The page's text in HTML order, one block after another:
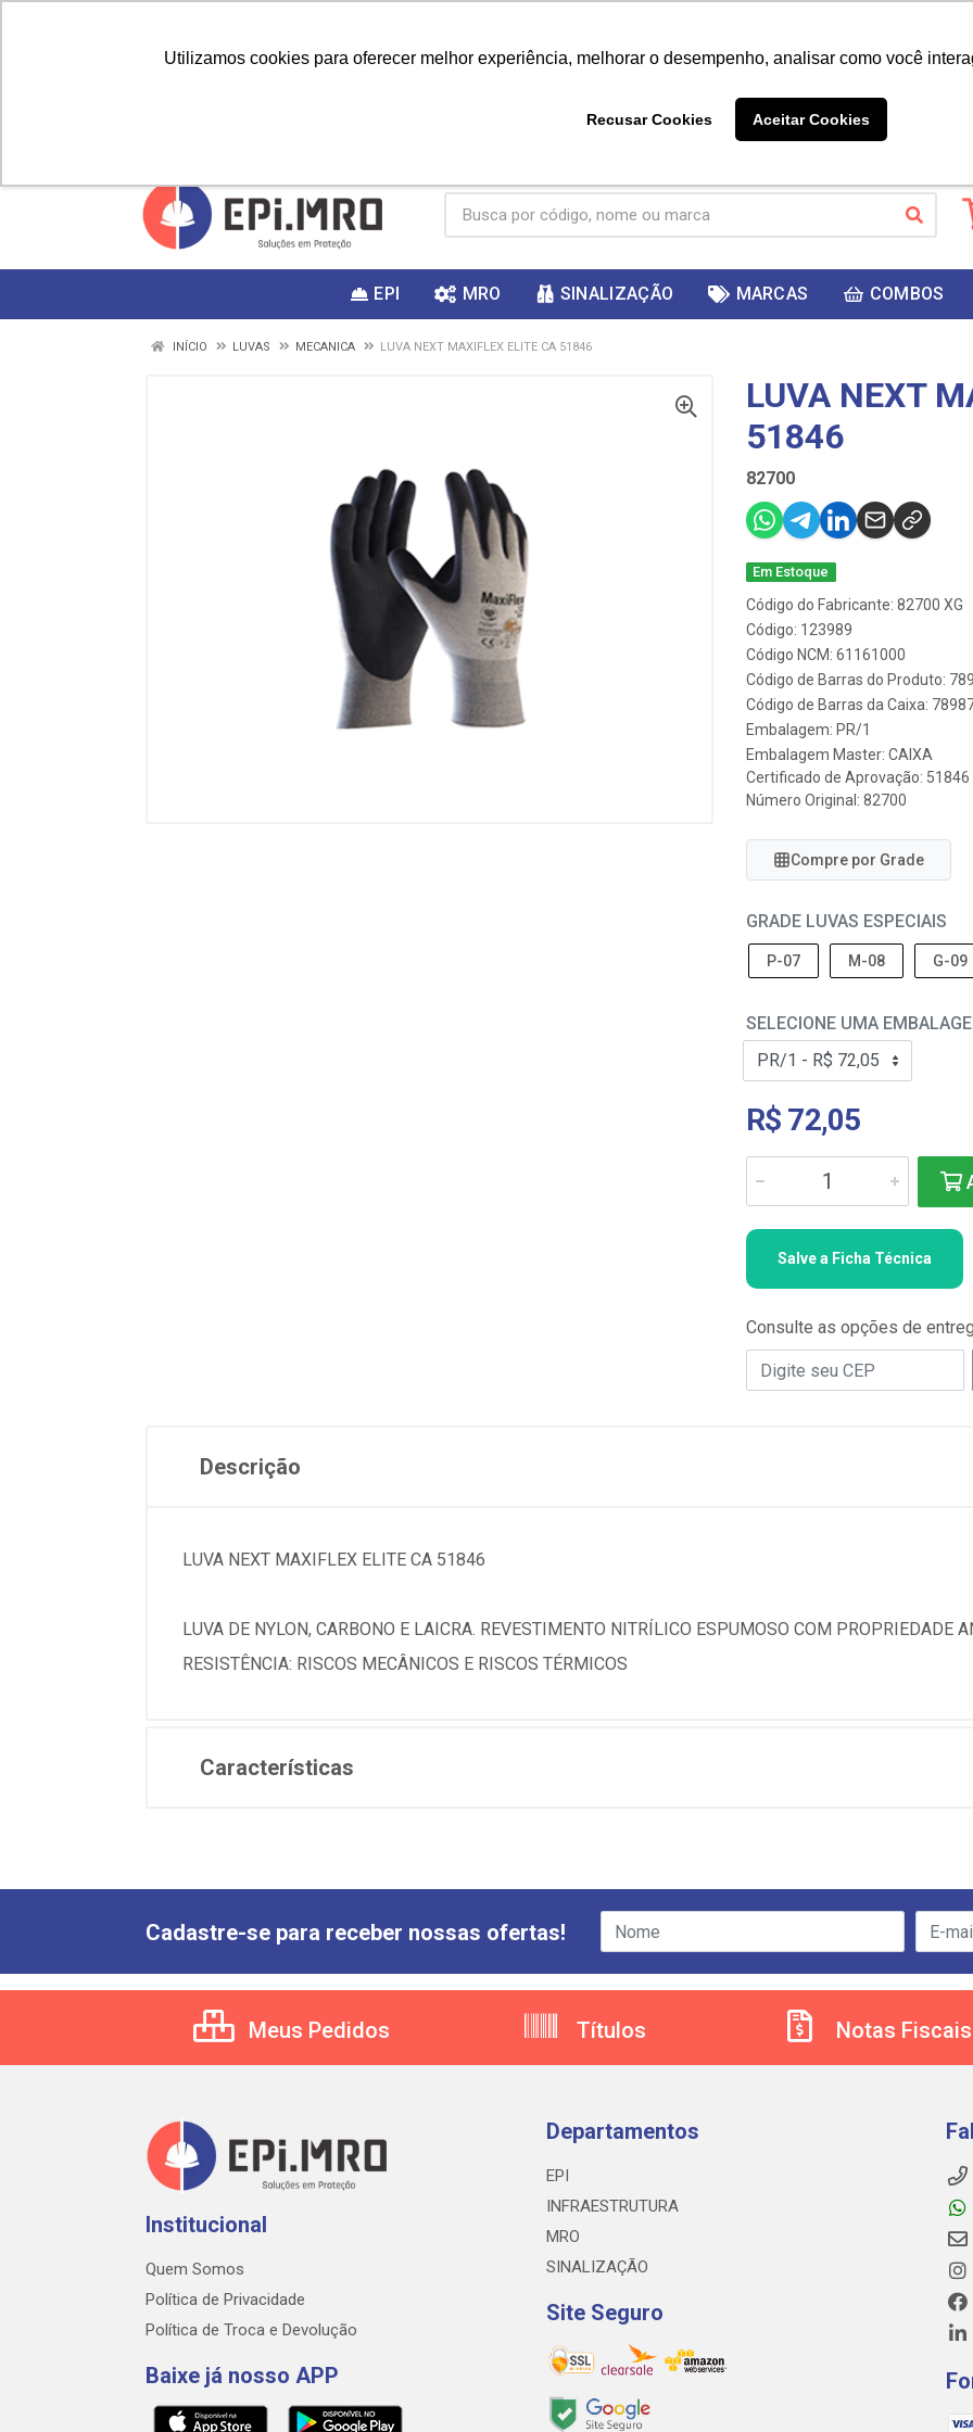
Utilizamos cookies para oferecer melhor experiência, melhorar o desempenho, analisar como você
Recusar Cookies Aceitar Cookies
ganhar
EPI MRO SINALIZAÇÃO MARCAS COMBOS
INÍCIO LUVAS MECANICA LUVA NEXT MAXIFLEX ELITE CA 51846
LUVA NEXT
51846
82700
Em Estoque
Código do Fabricante: 82700 XG
Código: 123989
Código NCM: 61161000
Código de Barras do Produto:
Código de Barras da Caixa:
Embalagem: PR/1
Embalagem Master: CAIXA
Certificado de Aprovação: 51846
Número Original: 82700
Compre por Grade
GRADE LUVAS ESPECIAIS
P-07 M-08 G-09
SELECIONE UMA
R$ 72,05
Salve a Ficha Técnica
Consulte as opções de
Descrição
LUVA NEXT MAXIFLEX ELITE CA 51846
LUVA DE NYLON, CARBONO E LAICRA. REVESTIMENTO NITRÍLICO ESPUMOSO COM PROPRIEDADE
RESISTÊNCIA: RISCOS MECÂNICOS E RISCOS TÉRMICOS
Características
Cadastre-se para receber nossas ofertas!
Meus Pedidos Títulos Notas Fiscais
Institucional
Quem Somos
Política de Privacidade
Política de Troca e Devolução
Baixe já nosso APP
Departamentos
EPI
INFRAESTRUTURA
MRO
SINALIZAÇÃO
Site Seguro